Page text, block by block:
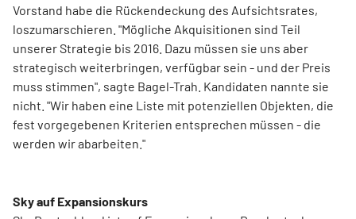
Vorstand habe die Rückendeckung des Aufsichtsrates,
loszumarschieren. "Mögliche Akquisitionen sind Teil
unserer Strategie bis 2016. Dazu müssen sie uns aber
strategisch weiterbringen, verfügbar sein - und der Preis
muss stimmen", sagte Bagel-Trah. Kandidaten nannte sie
nicht. "Wir haben eine Liste mit potenziellen Objekten, die
fest vorgegebenen Kriterien entsprechen müssen - die
werden wir abarbeiten."
Sky auf Expansionskurs